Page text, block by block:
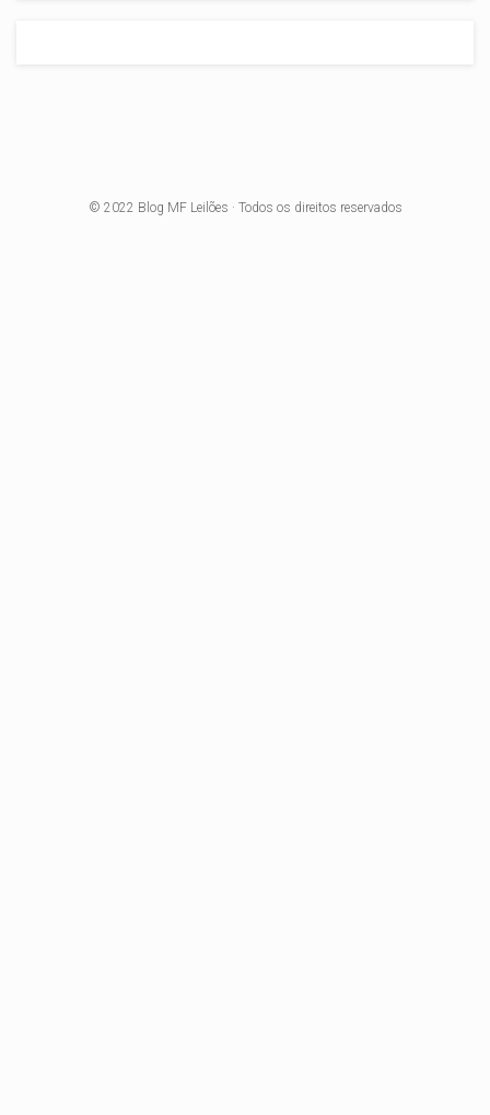
© 2022 Blog MF Leilões · Todos os direitos reservados